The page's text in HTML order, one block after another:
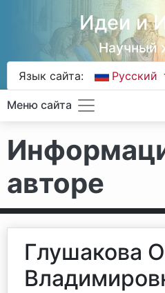
Идеи и
Научный
Язык сайта: Русский
Меню сайта
авторе
Глушакова